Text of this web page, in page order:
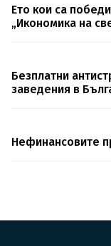
Ето кои са
„Икономика на
Безплатни
заведения в
Нефинансовите